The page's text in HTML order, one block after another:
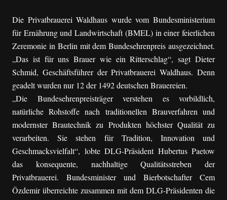
Die Privatbrauerei Waldhaus wurde vom Bundesministerium
für Ernährung und Landwirtschaft (BMEL) in einer feierlichen
Zeremonie in Berlin mit dem Bundesehrenpreis ausgezeichnet.
„Das ist für uns Brauer wie ein Ritterschlag“, sagt Dieter
Schmid, Geschäftsführer der Privatbrauerei Waldhaus. Denn
geadelt wurden nur 12 der 1492 deutschen Brauereien.
„Die Bundesehrenpreisträger verstehen es vorbildlich,
natürliche Rohstoffe nach traditionellen Brauverfahren und
modernster Brautechnik zu Produkten höchster Qualität zu
verarbeiten. Sie stehen für Tradition, Innovation und
Geschmacksvielfalt“, lobte DLG-Präsident Hubertus Paetow
das konsequente, nachhaltige Qualitätsstreben der
Privatbrauerei. Bundesminister und Bierbotschafter Cem
Özdemir überreichte zusammen mit dem DLG-Präsidenten die